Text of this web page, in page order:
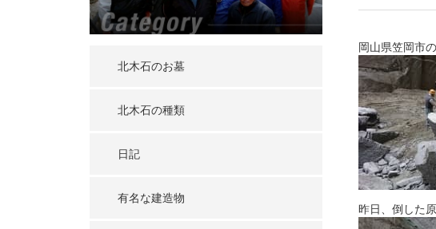
岡山県笠岡市
昨日、倒した
北木石のお墓
北木石の種類
日記
有名な建造物